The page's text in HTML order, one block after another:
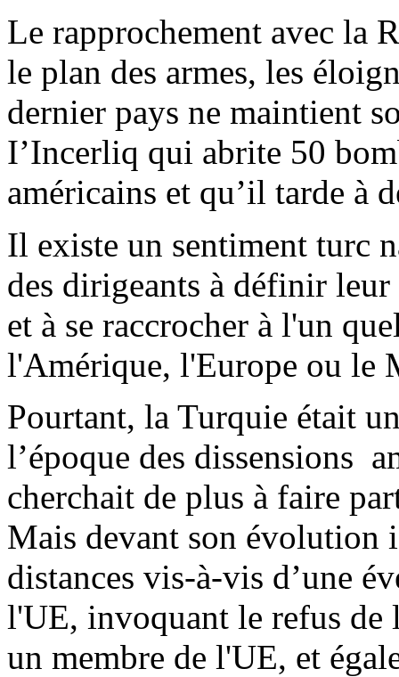
Le rapprochement avec la
le plan des armes, les
dernier pays ne maintient
I’Incerliq qui abrite 50
américains et qu’il tarde à
Il existe un sentiment turc
des dirigeants à définir
et à se raccrocher à l'un
l'Amérique, l'Europe ou le
Pourtant, la Turquie était
l’époque des dissensions
cherchait de plus à faire
Mais devant son évolution
distances vis-à-vis d’une
l'UE, invoquant le refus de
un membre de l'UE, et